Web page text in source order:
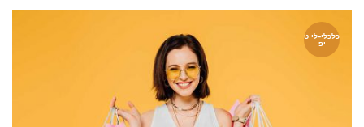
כלכלי-לי ט
יפ